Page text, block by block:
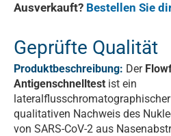
Ausverkauft? Bestellen Sie
Geprüfte Qualität
Produktbeschreibung: Der
Antigenschnelltest ist ein
qualitativen Nachweis des
von SARS-CoV-2 aus